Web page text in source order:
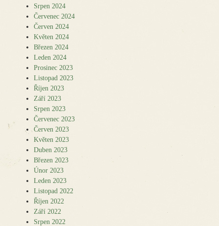
Srpen 2024
Červenec 2024
Červen 2024
Květen 2024
Březen 2024
Leden 2024
Prosinec 2023
Listopad 2023
Říjen 2023
Září 2023
Srpen 2023
Červenec 2023
Červen 2023
Květen 2023
Duben 2023
Březen 2023
Únor 2023
Leden 2023
Listopad 2022
Říjen 2022
Září 2022
Srpen 2022